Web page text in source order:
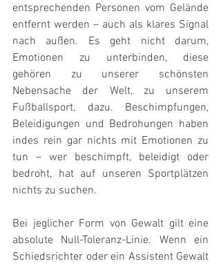
entsprechenden Personen vom Gelände
entfernt werden – auch als klares Signal
nach außen. Es geht nicht darum,
Emotionen zu unterbinden, diese
gehören zu unserer schönsten
Nebensache der Welt, zu unserem
Fußballsport, dazu. Beschimpfungen,
Beleidigungen und Bedrohungen haben
indes rein gar nichts mit Emotionen zu
tun – wer beschimpft, beleidigt oder
bedroht, hat auf unseren Sportplätzen
nichts zu suchen.
Bei jeglicher Form von Gewalt gilt eine
absolute Null-Toleranz-Linie. Wenn ein
Schiedsrichter oder ein Assistent Gewalt